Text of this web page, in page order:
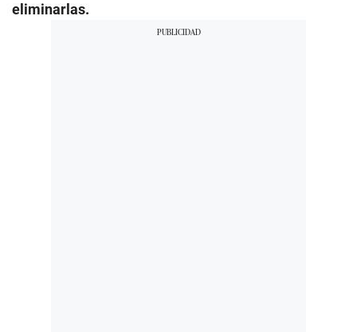
eliminarlas.